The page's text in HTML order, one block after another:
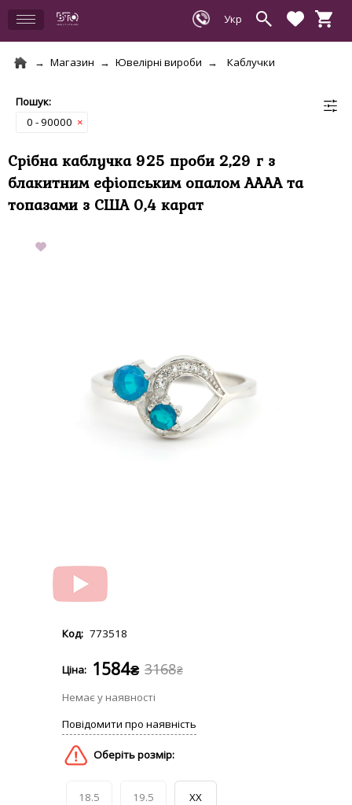
Магазин Ювелірні вироби Каблучки
0 - 90000 ×
Срібна каблучка 925 проби 2,29 г з
блакитним ефіопським опалом АААА та
топазами з США 0,4 карат
773518
3168₴
1584₴
18.5 19.5 XX